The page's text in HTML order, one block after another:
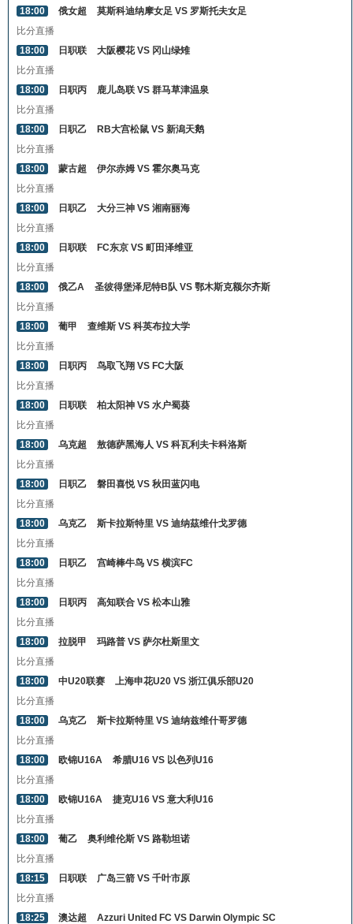
18:00
俄女超
莫斯科迪纳摩女足 VS 罗斯托夫女足
比分直播
18:00
日职联
大阪樱花 VS 冈山绿雉
比分直播
18:00
日职丙
鹿儿岛联 VS 群马草津温泉
比分直播
18:00
日职乙
RB大宫松鼠 VS 新潟天鹅
比分直播
18:00
蒙古超
伊尔赤姆 VS 霍尔奥马克
比分直播
18:00
日职乙
大分三神 VS 湘南丽海
比分直播
18:00
日职联
FC东京 VS 町田泽维亚
比分直播
18:00
俄乙A
圣彼得堡泽尼特B队 VS 鄂木斯克额尔齐斯
比分直播
18:00
葡甲
查维斯 VS 科英布拉大学
比分直播
18:00
日职丙
鸟取飞翔 VS FC大阪
比分直播
18:00
日职联
柏太阳神 VS 水户蜀葵
比分直播
18:00
乌克超
敖德萨黑海人 VS 科瓦利夫卡科洛斯
比分直播
18:00
日职乙
磐田喜悦 VS 秋田蓝闪电
比分直播
18:00
乌克乙
斯卡拉斯特里 VS 迪纳茲维什戈罗德
比分直播
18:00
日职乙
宫崎棒牛鸟 VS 横滨FC
比分直播
18:00
日职丙
高知联合 VS 松本山雅
比分直播
18:00
拉脱甲
玛路普 VS 萨尔杜斯里文
比分直播
18:00
中U20联赛
上海申花U20 VS 浙江俱乐部U20
比分直播
18:00
乌克乙
斯卡拉斯特里 VS 迪纳兹维什哥罗德
比分直播
18:00
欧锦U16A
希腊U16 VS 以色列U16
比分直播
18:00
欧锦U16A
捷克U16 VS 意大利U16
比分直播
18:00
葡乙
奥利维伦斯 VS 路勒坦诺
比分直播
18:15
日职联
广岛三箭 VS 千叶市原
比分直播
18:25
澳达超 Azzuri United FC VS Darwin Olympic SC